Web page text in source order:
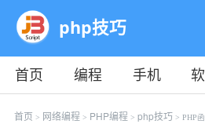
php技巧
首页 编程 手机
教程
平面 服务器
首页 > 网络编程 > PHP编程 > php技巧 > PHP